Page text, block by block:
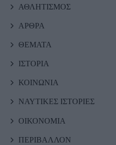
ΑΘΛΗΤΙΣΜΟΣ
ΑΡΘΡΑ
ΘΕΜΑΤΑ
ΙΣΤΟΡΙΑ
ΚΟΙΝΩΝΙΑ
ΝΑΥΤΙΚΕΣ ΙΣΤΟΡΙΕΣ
ΟΙΚΟΝΟΜΙΑ
ΠΕΡΙΒΑΛΛΟΝ